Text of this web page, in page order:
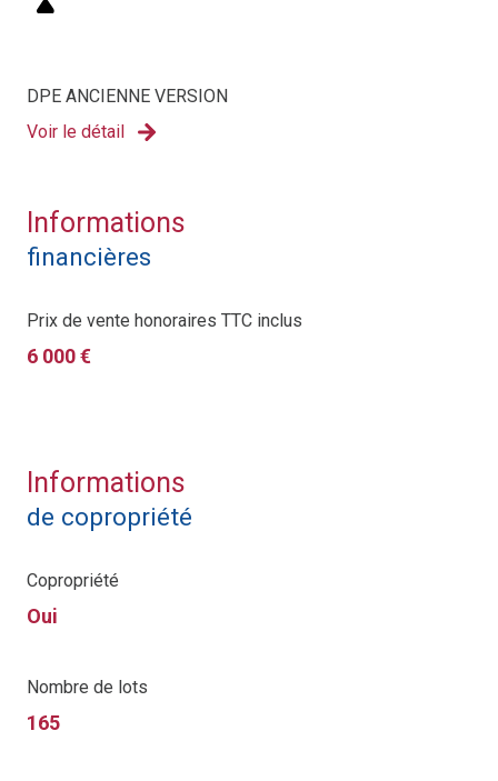
DPE ANCIENNE VERSION
Voir le détail
Informations
financières
Prix de vente honoraires TTC inclus
6 000 €
Informations
de copropriété
Copropriété
Oui
Nombre de lots
165